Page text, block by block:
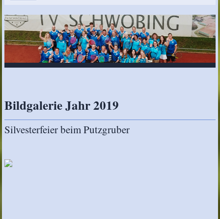
Bildgalerie Jahr 2019
Silvesterfeier beim Putzgruber